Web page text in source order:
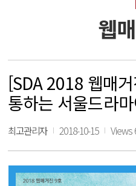
웹
[SDA 2018 웹매
통하는 서울드라
최고관리자 2018-10-15 Views